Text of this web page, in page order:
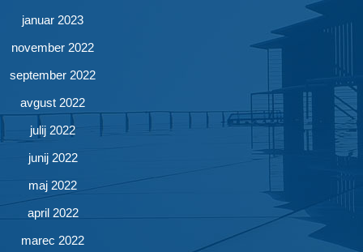
januar 2023
november 2022
september 2022
avgust 2022
julij 2022
junij 2022
maj 2022
april 2022
marec 2022